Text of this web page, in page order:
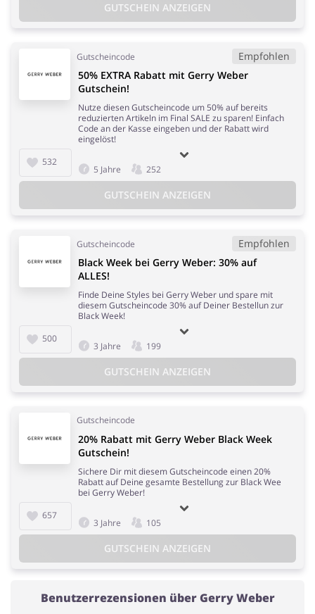
GUTSCHEIN ANZEIGEN
Gutscheincode Empfohlen
532
50% EXTRA Rabatt mit Gerry Weber
Gutschein!
Nutze diesen Gutscheincode um 50% auf bereits
reduzierten Artikeln im Final SALE zu sparen! Einfach
Code an der Kasse eingeben und der Rabatt wird
eingelöst!
5 Jahre 252
GUTSCHEIN ANZEIGEN
Gutscheincode Empfohlen
500
Black Week bei Gerry Weber: 30% auf
ALLES!
Finde Deine Styles bei Gerry Weber und spare mit
diesem Gutscheincode 30% auf Deiner Bestellun zur
Black Week!
3 Jahre 199
GUTSCHEIN ANZEIGEN
Gutscheincode
657
20% Rabatt mit Gerry Weber Black Week
Gutschein!
Sichere Dir mit diesem Gutscheincode einen 20%
Rabatt auf Deine gesamte Bestellung zur Black Wee
bei Gerry Weber!
3 Jahre 105
GUTSCHEIN ANZEIGEN
Benutzerrezensionen über Gerry Weber